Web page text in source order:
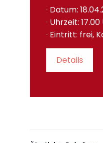
· Datum:
· Uhrzeit:
· Eintritt: frei,
Details